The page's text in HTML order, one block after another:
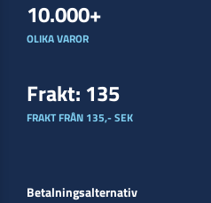
10.000+
OLIKA VAROR
Frakt: 135
FRAKT FRÅN 135,- SEK
Betalningsalternativ